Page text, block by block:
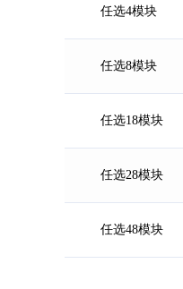
任选4模块
任选8模块
任选18模块
任选28模块
任选48模块